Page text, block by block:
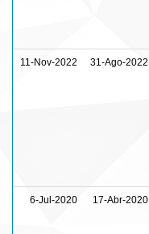
11-Nov-2022 31-Ago-2022
6-Jul-2020 17-Abr-2020